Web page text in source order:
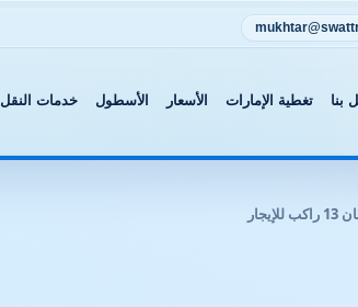
خدمات النقل الأسطول الأسعار تغطية الإمارات بنا
للإيجار